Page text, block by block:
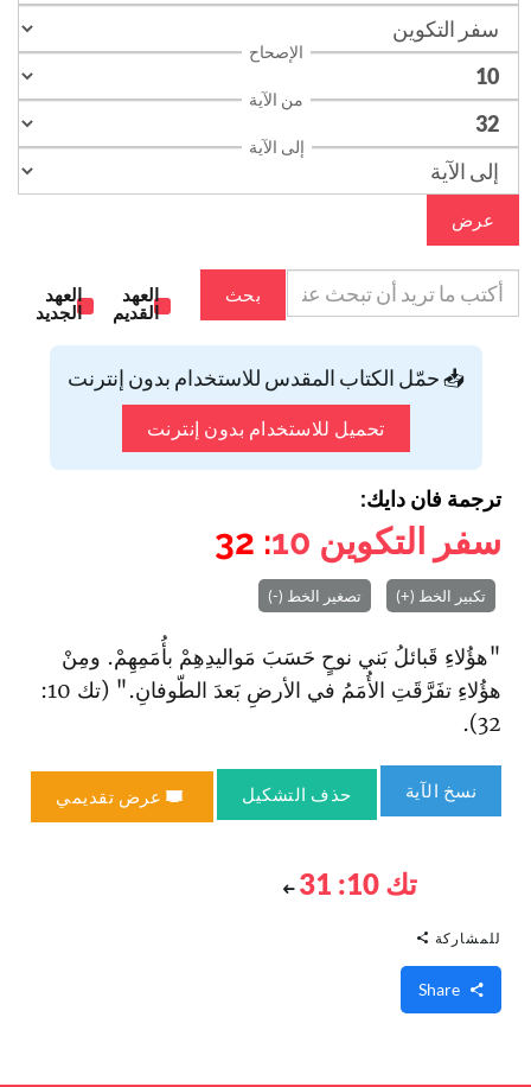
الإصحاح
من الآية
إلى الآية
عرض
بحث
العهد
القديم
العهد
الجديد
📥 حمّل الكتاب المقدس للاستخدام بدون إنترنت
تحميل للاستخدام بدون إنترنت
ترجمة فان دايك:
سفر التكوين 10
: 32
تكبير الخط (+) تصغير الخط (-)
"هؤُلاءِ قَبائلُ بَني نوحٍ حَسَبَ مَواليدِهِمْ بأُمَمِهِمْ. ومِنْ
هؤُلاءِ تفَرَّقَتِ الأُمَمُ في الأرضِ بَعدَ الطّوفانِ." (تك 10:
32).
نسخ الآية حذف التشكيل عرض تقديمي
تك 10: 31
للمشاركة